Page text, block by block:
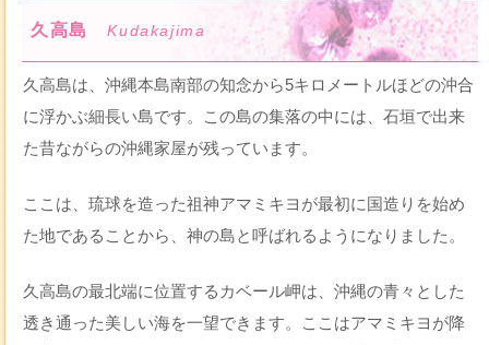
久高島 Kudakajima
久高島は、沖縄本島南部の知念から5キロメートルほどの沖合
に浮かぶ細長い島です。この島の集落の中には、石垣で出来
た昔ながらの沖縄家屋が残っています。
ここは、琉球を造った祖神アマミキヨが最初に国造りを始め
た地であることから、神の島と呼ばれるようになりました。
久高島の最北端に位置するカベール岬は、沖縄の青々とした
透き通った美しい海を一望できます。ここはアマミキヨが降